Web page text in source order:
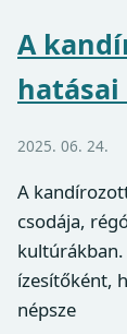
A
hatásai
2025. 06. 24.
A
csodája,
ízesítőként,
népsze